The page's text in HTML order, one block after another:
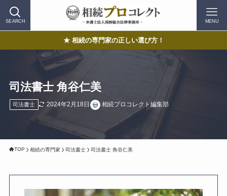
SEARCH MENU
★ 相続の専門家の正しい選び方！
司法書士 角谷仁美
司法書士 2024年2月18日 相続プロコレクト編集部
TOP 相続の専門家 司法書士 司法書士 角谷仁美